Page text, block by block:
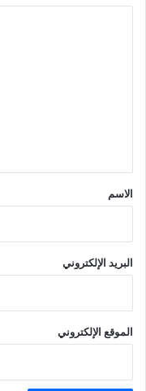
*
الاسم
البريد الإلكتروني
الموقع الإلكتروني